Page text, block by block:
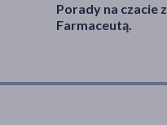
Porady na czacie z
Farmaceutą.